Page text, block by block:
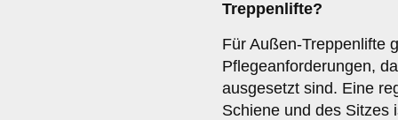
Treppenlifte?
Für Außen-Treppenlifte
Pflegeanforderungen,
ausgesetzt sind. Eine
Schiene und des Sitzes